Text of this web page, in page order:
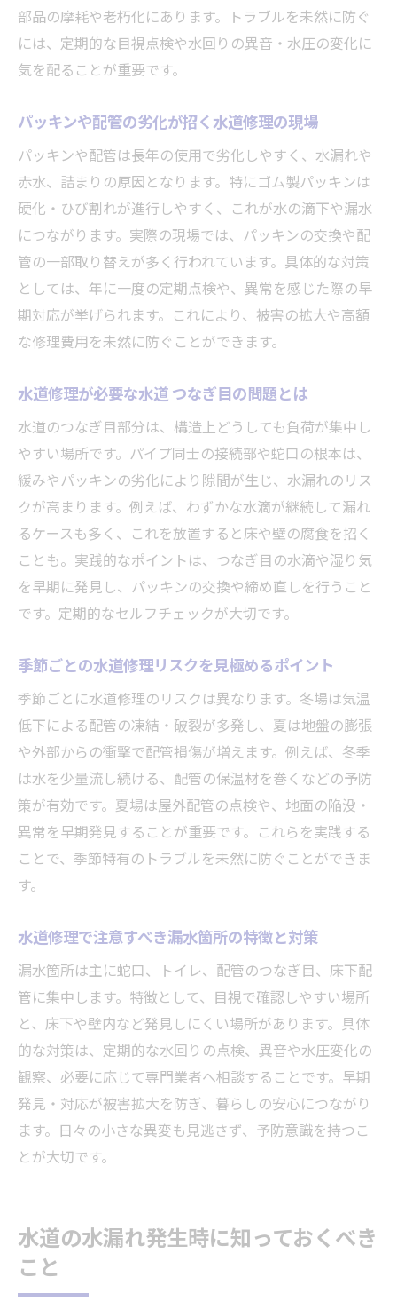
配管の老朽化が招く水道修理リスクを解明
配管の老朽化が水道修理に与える影響とは
水道修理で配管トラブルを防ぐ定期点検の
配管交換が必要な水道修理の見極めポイン
ト
夏場の水道管破裂を防ぐための注意点
夏の水道修理で大切な破裂予防の基本知識
水道修理で押さえたい破裂が多発する原因
水道修理が必要な破裂時の対策と復旧手順
水道管破裂 どれくらいで治るかの目安と流
れ
水道修理の自己対応と業者依頼の違いを理解
水道修理は自己対応か業者依頼か見極め方
水道修理のプロに任せるべきケースを解説
水道修理 料金表の確認ポイントと選び方
蛇口のポタポタ水漏れ早期発見のコツ
水道修理で重要な蛇口水漏れの見つけ方
蛇口水漏れ ポタポタ直し方の基本手順
水道修理で防ぐポタポタ被害拡大の対策
水道蛇口の水漏れ予防と早期対応の実践法
部品の摩耗や老朽化にあります。トラブルを未然に防ぐ
には、定期的な目視点検や水回りの異音・水圧の変化に
気を配ることが重要です。
パッキンや配管の劣化が招く水道修理の現場
パッキンや配管は長年の使用で劣化しやすく、水漏れや
赤水、詰まりの原因となります。特にゴム製パッキンは
硬化・ひび割れが進行しやすく、これが水の滴下や漏水
につながります。実際の現場では、パッキンの交換や配
管の一部取り替えが多く行われています。具体的な対策
としては、年に一度の定期点検や、異常を感じた際の早
期対応が挙げられます。これにより、被害の拡大や高額
な修理費用を未然に防ぐことができます。
水道修理が必要な水道 つなぎ目の問題とは
水道のつなぎ目部分は、構造上どうしても負荷が集中し
やすい場所です。パイプ同士の接続部や蛇口の根本は、
緩みやパッキンの劣化により隙間が生じ、水漏れのリス
クが高まります。例えば、わずかな水滴が継続して漏れ
るケースも多く、これを放置すると床や壁の腐食を招く
ことも。実践的なポイントは、つなぎ目の水滴や湿り気
を早期に発見し、パッキンの交換や締め直しを行うこと
です。定期的なセルフチェックが大切です。
季節ごとの水道修理リスクを見極めるポイント
季節ごとに水道修理のリスクは異なります。冬場は気温
低下による配管の凍結・破裂が多発し、夏は地盤の膨張
や外部からの衝撃で配管損傷が増えます。例えば、冬季
は水を少量流し続ける、配管の保温材を巻くなどの予防
策が有効です。夏場は屋外配管の点検や、地面の陥没・
異常を早期発見することが重要です。これらを実践する
ことで、季節特有のトラブルを未然に防ぐことができま
す。
水道修理で注意すべき漏水箇所の特徴と対策
漏水箇所は主に蛇口、トイレ、配管のつなぎ目、床下配
管に集中します。特徴として、目視で確認しやすい場所
と、床下や壁内など発見しにくい場所があります。具体
的な対策は、定期的な水回りの点検、異音や水圧変化の
観察、必要に応じて専門業者へ相談することです。早期
発見・対応が被害拡大を防ぎ、暮らしの安心につながり
ます。日々の小さな異変も見逃さず、予防意識を持つこ
とが大切です。
水道の水漏れ発生時に知っておくべき
こと